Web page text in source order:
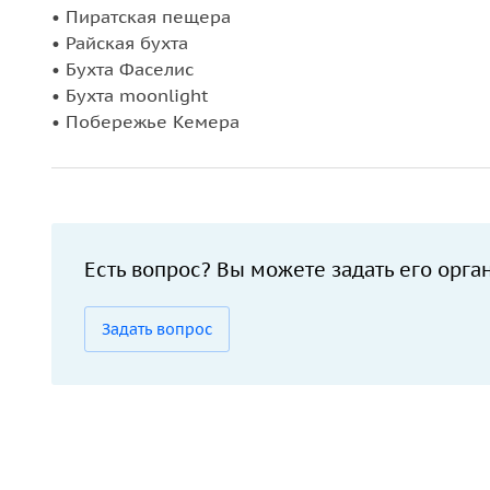
• Пиратская пещера
• Райская бухта
• Бухта Фаселис
• Бухта moonlight
• Побережье Кемера
Есть вопрос? Вы можете задать его
Задать вопрос